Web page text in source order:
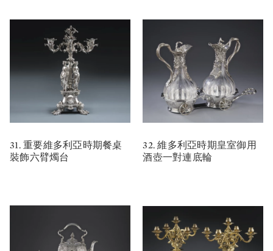
31. 重要維多利亞時期餐桌
裝飾六臂燭台
32. 維多利亞時期皇室御用
酒壺一對連底輪